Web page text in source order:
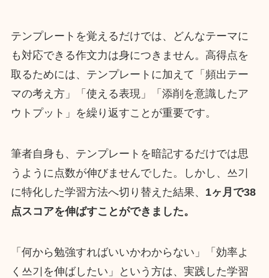
テンプレートを覚えるだけでは、どんなテーマに
も対応できる作文力は身につきません。高得点を
取るためには、テンプレートに加えて「頻出テー
マの考え方」「使える表現」「添削を意識したア
ウトプット」を繰り返すことが重要です。
筆者自身も、テンプレートを暗記するだけでは思
うように点数が伸びませんでした。しかし、쓰기
に特化した学習方法へ切り替えた結果、 1ヶ月で38
点スコアを伸ばすことができました。
「何から勉強すればいいかわからない」「効率よ
く쓰기を伸ばしたい」という方は、実践した学習